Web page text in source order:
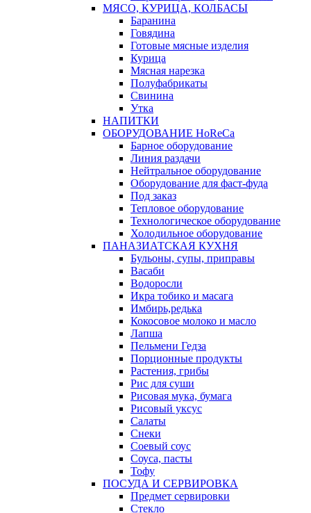
МЯСО, КУРИЦА, КОЛБАСЫ
Баранина
Говядина
Готовые мясные изделия
Курица
Мясная нарезка
Полуфабрикаты
Свинина
Утка
НАПИТКИ
ОБОРУДОВАНИЕ HoReCa
Барное оборудование
Линия раздачи
Нейтральное оборудование
Оборудование для фаст-фуда
Под заказ
Тепловое оборудование
Технологическое оборудование
Холодильное оборудование
ПАНАЗИАТСКАЯ КУХНЯ
Бульоны, супы, приправы
Васаби
Водоросли
Икра тобико и масага
Имбирь,редька
Кокосовое молоко и масло
Лапша
Пельмени Гедза
Порционные продукты
Растения, грибы
Рис для суши
Рисовая мука, бумага
Рисовый уксус
Салаты
Снеки
Соевый соус
Соуса, пасты
Тофу
ПОСУДА И СЕРВИРОВКА
Предмет сервировки
Стекло